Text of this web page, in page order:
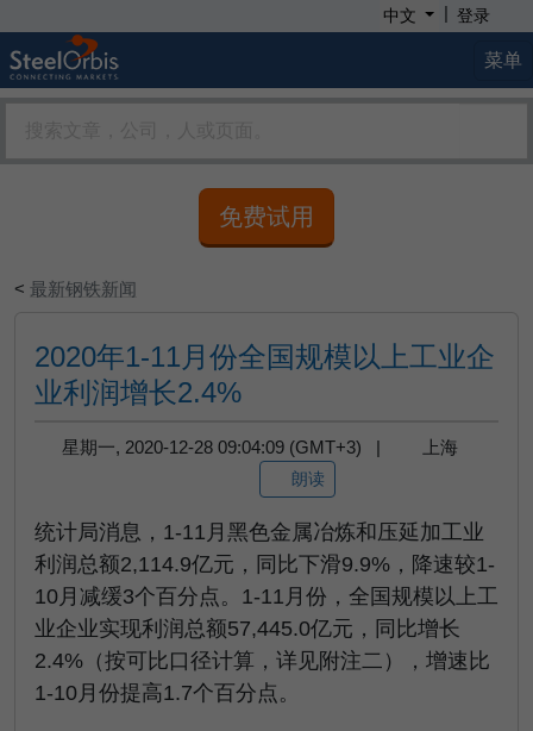
中文 | 登录
菜单
免费试用
< 最新钢铁新闻
2020年1-11月份全国规模以上工业企
业利润增长2.4%
星期一, 2020-12-28 09:04:09 (GMT+3) | 上海
朗读
统计局消息，1-11月黑色金属冶炼和压延加工业
利润总额2,114.9亿元，同比下滑9.9%，降速较1-
10月减缓3个百分点。1-11月份，全国规模以上工
业企业实现利润总额57,445.0亿元，同比增长
2.4%（按可比口径计算，详见附注二），增速比
1-10月份提高1.7个百分点。